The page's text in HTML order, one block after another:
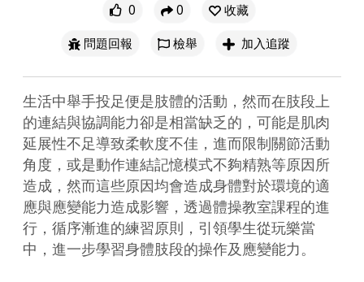
0 0
收藏
問題回報
檢舉 加入追蹤
生活中舉手投足便是肢體的活動，然而在肢段上
的連結與協調能力卻是相當缺乏的，可能是肌肉
延展性不足導致柔軟度不佳，進而限制關節活動
角度，或是動作連結記憶模式不夠精熟等原因所
造成，然而這些原因均會造成身體對於環境的適
應與應變能力造成影響，透過體操教室課程的進
行，循序漸進的練習原則，引領學生從玩樂當
中，進一步學習身體肢段的操作及應變能力。